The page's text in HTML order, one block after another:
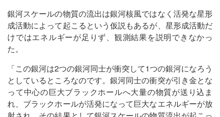
銀河スケールの物質の流出は銀河核風ではなく活発な星形
成活動によって起こるという仮説もあるが、星形成活動だ
けではエネルギーが足りず、観測結果を説明できなかっ
た。
「この銀河は2つの銀河同士が衝突して1つの銀河になろう
としているところなのです。銀河同士の衝突が引き金とな
って中心の巨大ブラックホールへ大量の物質が送り込ま
れ、ブラックホールが活発になって巨大なエネルギーが放